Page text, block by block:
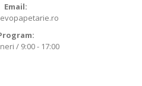
Email:
/ 9:00 - 17:00